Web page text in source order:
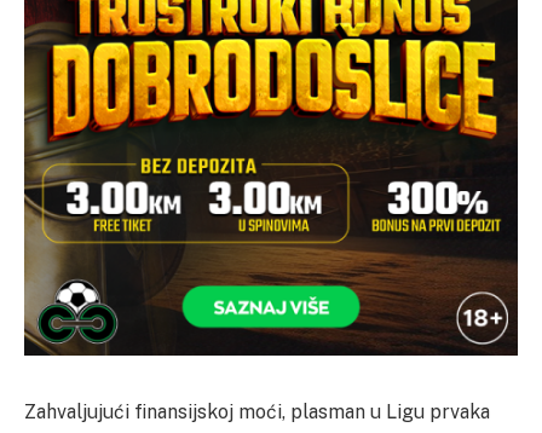
Zahvaljujući finansijskoj moći, plasman u Ligu prvaka